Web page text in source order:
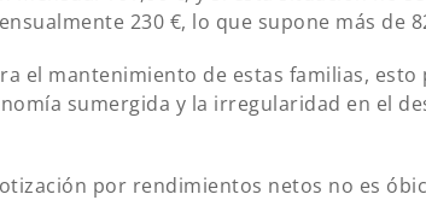
230 €, lo que supone más de
el mantenimiento de estas familias,
sumergida y la irregularidad en el
por rendimientos netos no es